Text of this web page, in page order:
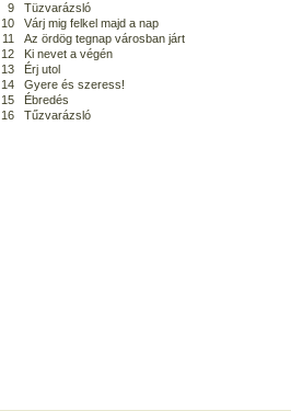
9
Tüzvarázsló
10
Várj mig felkel majd a nap
11
Az ördög tegnap városban járt
12
Ki nevet a végén
13
Érj utol
14
Gyere és szeress!
15
Ébredés
16
Tűzvarázsló